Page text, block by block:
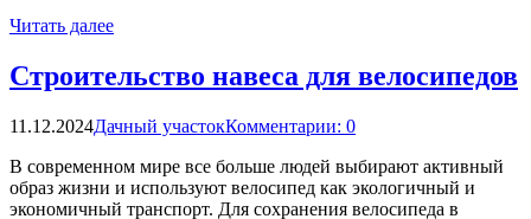
Читать далее
Строительство навеса для велосипедов
11.12.2024Дачный участокКомментарии: 0
В современном мире все больше людей выбирают активный
образ жизни и используют велосипед как экологичный и
экономичный транспорт. Для сохранения велосипеда в